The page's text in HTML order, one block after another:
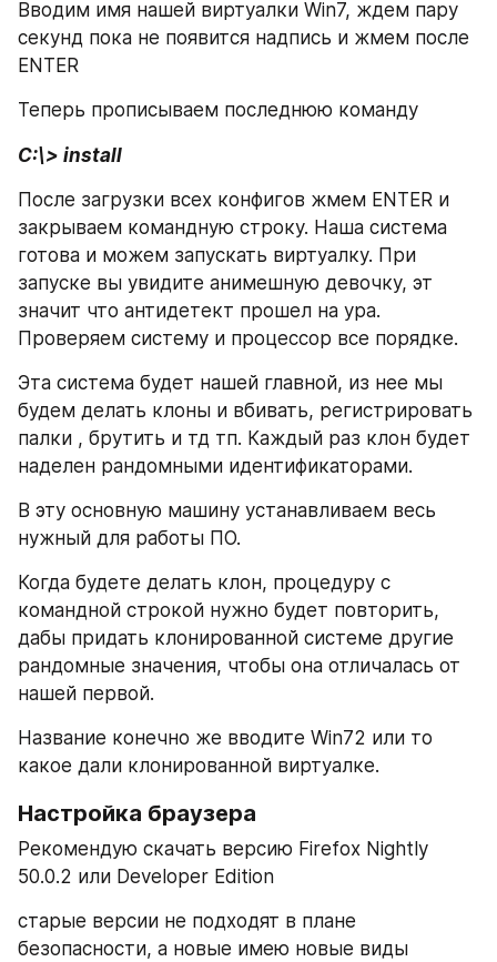
Вводим имя нашей виртуалки Win7, ждем пару
секунд пока не появится надпись и жмем после
ENTER
Теперь прописываем последнюю команду
C:\> install
После загрузки всех конфигов жмем ENTER и
закрываем командную строку. Наша система
готова и можем запускать виртуалку. При
запуске вы увидите анимешную девочку, эт
значит что антидетект прошел на ура.
Проверяем систему и процессор все порядке.
Эта система будет нашей главной, из нее мы
будем делать клоны и вбивать, регистрировать
палки , брутить и тд тп. Каждый раз клон будет
наделен рандомными идентификаторами.
В эту основную машину устанавливаем весь
нужный для работы ПО.
Когда будете делать клон, процедуру с
командной строкой нужно будет повторить,
дабы придать клонированной системе другие
рандомные значения, чтобы она отличалась от
нашей первой.
Название конечно же вводите Win72 или то
какое дали клонированной виртуалке.
Настройка браузера
Рекомендую скачать версию Firefox Nightly
50.0.2 или Developer Edition
старые версии не подходят в плане
безопасности, а новые имею новые виды